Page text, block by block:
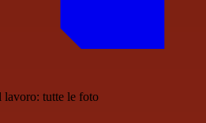
tutte le foto